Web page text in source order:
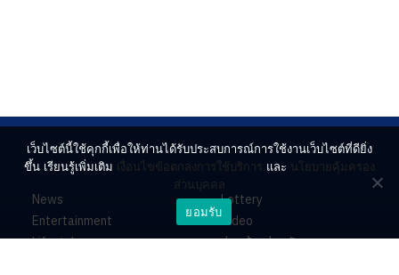
News
Entertainment
Lifestyle
Lottery
Video
ร่วมด้วยช่วยกัน
เว็บไซต์นี้ใช้คุกกี้เพื่อให้ท่านได้รับประสบการณ์การใช้งานเว็บไซต์ที่ดียิ่ง
ขึ้น เรียนรู้เพิ่มเติม เงื่อนไขข้อตกลงการใช้บริการ และ นโยบายคุ้มครอง
ส่วนบุคคล
ยอมรับ